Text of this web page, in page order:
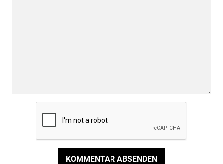
KOMMENTAR ABSENDEN